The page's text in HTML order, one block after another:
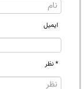
ایمیل
* نظر